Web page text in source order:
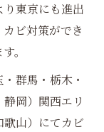
東京にも進出
ビ対策ができ
。
群馬・栃木・
岡）関西エリ
山）にてカビ